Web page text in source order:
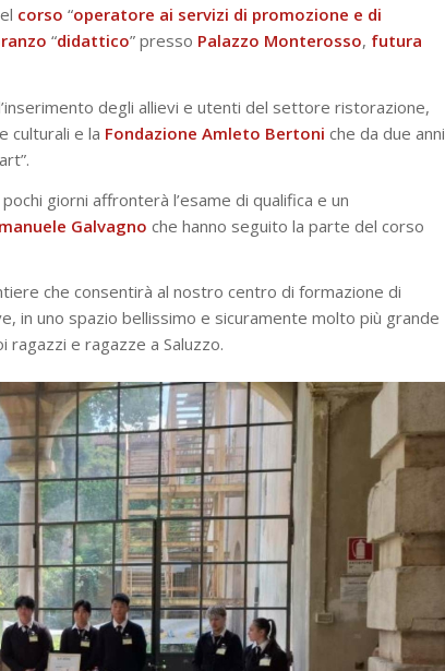
corso “operatore ai servizi di promozione e di
“didattico” presso Palazzo Monterosso, futura
degli allievi e utenti del settore ristorazione,
culturali e la Fondazione Amleto Bertoni che da due anni
giorni affronterà l’esame di qualifica e un
Galvagno che hanno seguito la parte del corso
che consentirà al nostro centro di formazione di
uno spazio bellissimo e sicuramente molto più grande
ragazzi e ragazze a Saluzzo.